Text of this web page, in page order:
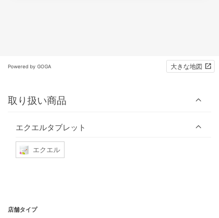
Powered by GOGA 大きな地図
取り扱い商品
エクエルタブレット
エクエル
店舗タイプ